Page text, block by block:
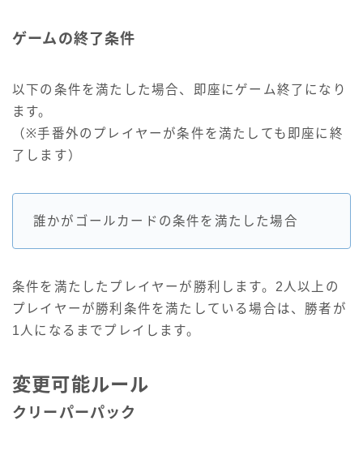
ゲームの終了条件
以下の条件を満たした場合、即座にゲーム終了になり
ます。
（※手番外のプレイヤーが条件を満たしても即座に終
了します）
誰かがゴールカードの条件を満たした場合
条件を満たしたプレイヤーが勝利します。2人以上の
プレイヤーが勝利条件を満たしている場合は、勝者が
1人になるまでプレイします。
変更可能ルール
クリーパーパック